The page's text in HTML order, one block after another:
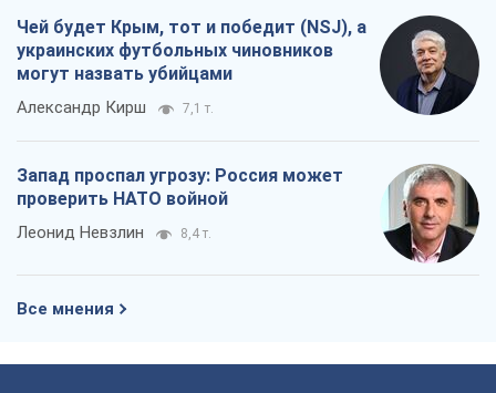
Чей будет Крым, тот и победит (NSJ), а
украинских футбольных чиновников
могут назвать убийцами
Александр Кирш 7,1 т.
Запад проспал угрозу: Россия может
проверить НАТО войной
Леонид Невзлин 8,4 т.
Все мнения